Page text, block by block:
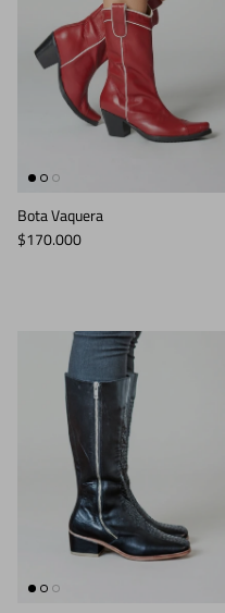
Bota Vaquera
Precio normal
$170.000